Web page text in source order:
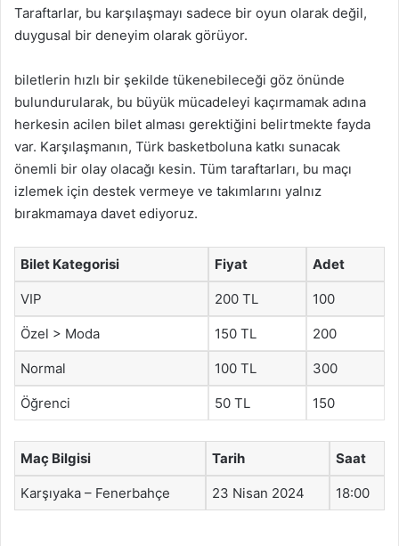
Taraftarlar, bu karşılaşmayı sadece bir oyun olarak değil,
duygusal bir deneyim olarak görüyor.
biletlerin hızlı bir şekilde tükenebileceği göz önünde
bulundurularak, bu büyük mücadeleyi kaçırmamak adına
herkesin acilen bilet alması gerektiğini belirtmekte fayda
var. Karşılaşmanın, Türk basketboluna katkı sunacak
önemli bir olay olacağı kesin. Tüm taraftarları, bu maçı
izlemek için destek vermeye ve takımlarını yalnız
bırakmamaya davet ediyoruz.
Bilet Kategorisi Fiyat Adet
VIP 200 TL 100
Özel > Moda 150 TL 200
Normal 100 TL 300
Öğrenci 50 TL 150
Maç Bilgisi Tarih Saat
Karşıyaka – Fenerbahçe 23 Nisan 2024 18:00